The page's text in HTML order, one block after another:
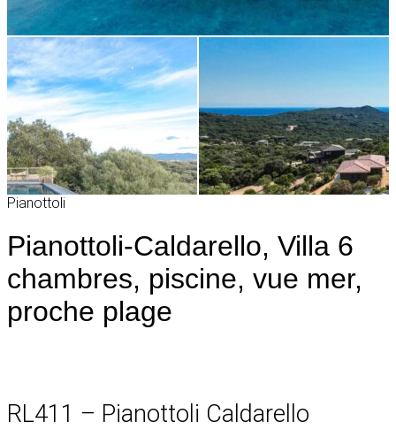
Pianottoli
Pianottoli-Caldarello, Villa 6
chambres, piscine, vue mer,
proche plage
RL411 – Pianottoli Caldarello